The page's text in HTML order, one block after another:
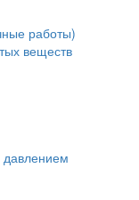
работы)
веществ
давлением